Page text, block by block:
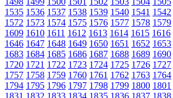
1535 1536 1537 1538 1539 1540 1541 1542
1572 1573 1574 1575 1576 1577 1578 1579
1609 1610 1611 1612 1613 1614 1615 1616
1646 1647 1648 1649 1650 1651 1652 1653
1683 1684 1685 1686 1687 1688 1689 1690
1720 1721 1722 1723 1724 1725 1726 1727
1757 1758 1759 1760 1761 1762 1763 1764
1794 1795 1796 1797 1798 1799 1800 1801